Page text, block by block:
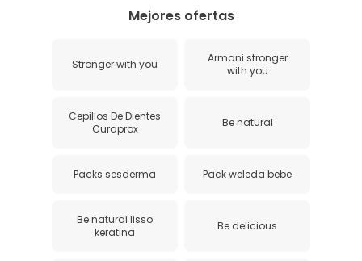
Mejores ofertas
Stronger with you
Armani stronger
with you
Cepillos De Dientes
Curaprox
Be natural
Packs sesderma Pack weleda bebe
Be natural lisso
keratina
Be delicious